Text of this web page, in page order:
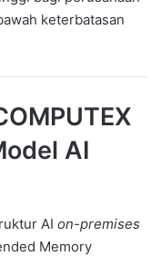
keterbatasan
AI
AI on-premises
Memory